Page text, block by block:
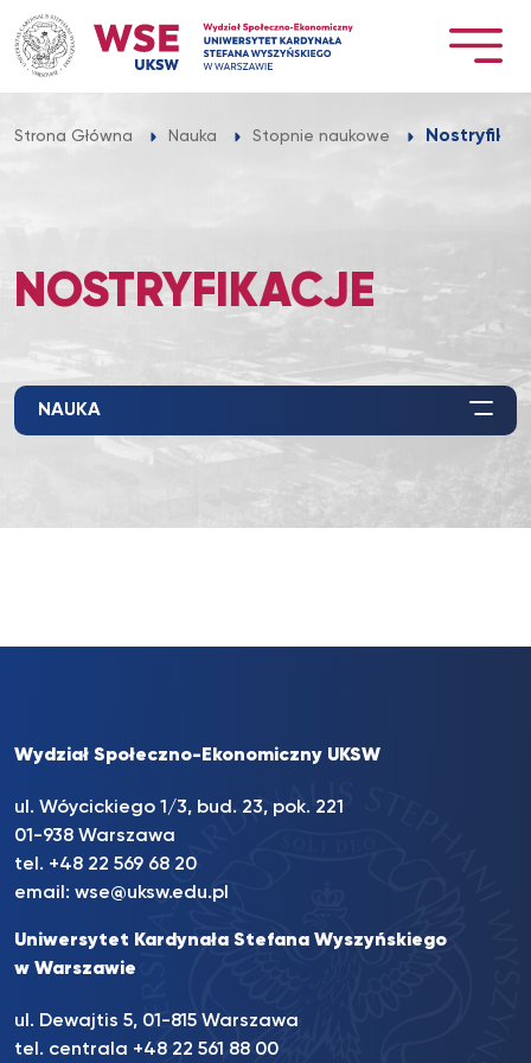
Przejdź
do
treści
Strona Główna Nauka Stopnie naukowe
NOSTRYFIKACJE
NAUKA
Wydział Społeczno-Ekonomiczny UKSW
ul. Wóycickiego 1/3, bud. 23, pok. 221
01-938 Warszawa
tel. +48 22 569 68 20
email: wse@uksw.edu.pl
Uniwersytet Kardynała Stefana Wyszyńskiego
w Warszawie
ul. Dewajtis 5, 01-815 Warszawa
tel. centrala +48 22 561 88 00